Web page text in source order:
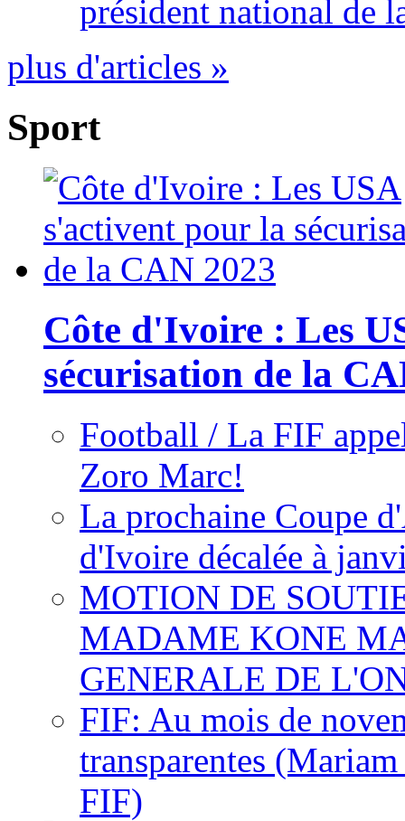
président national de
plus d'articles »
Sport
Côte d'Ivoire : Les
sécurisation de la
Football / La FIF
Zoro Marc!
La prochaine Coupe
d'Ivoire décalée à
MOTION DE
MADAME KONE
GENERALE DE
FIF: Au mois de
transparentes
FIF)